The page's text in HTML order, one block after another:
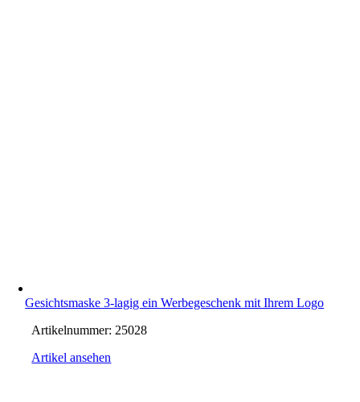
Gesichtsmaske 3-lagig ein Werbegeschenk mit Ihrem Logo
Artikelnummer: 25028
Artikel ansehen